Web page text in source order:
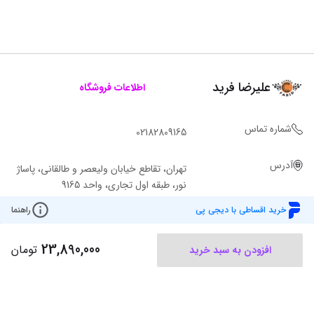
خرید اقساطی با دیجی پی راهنما
افزودن به سبد خرید 23,890,000 تومان
علیرضا فرید اطلاعات فروشگاه
شماره تماس 02182809165
آدرس
تهران، تقاطع خیابان ولیعصر و طالقانی، پاساژ
نور، طبقه اول تجاری، واحد 9165